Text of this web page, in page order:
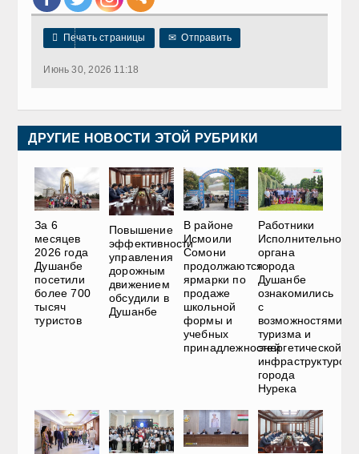
 Печать страницы ✉ Отправить
Июнь 30, 2026 11:18
ДРУГИЕ НОВОСТИ ЭТОЙ РУБРИКИ
За 6
месяцев
2026 года
Душанбе
посетили
более 700
тысяч
туристов
Повышение
эффективности
управления
дорожным
движением
обсудили в
Душанбе
В районе
Исмоили
Сомони
продолжаются
ярмарки по
продаже
школьной
формы и
учебных
принадлежностей
Работники
Исполнительного
органа
города
Душанбе
ознакомились
с
возможностями
туризма и
энергетической
инфраструктурой
города
Нурека